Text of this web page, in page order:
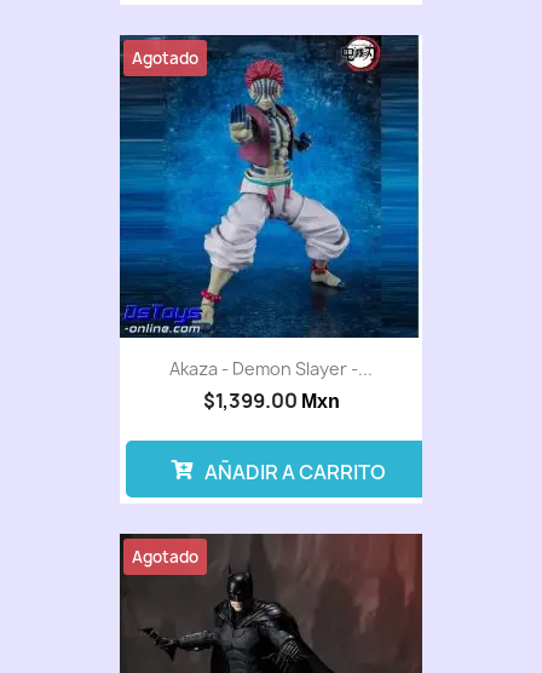
Akaza - Demon Slayer -...
$1,399.00 Mxn
Agotado
AÑADIR A CARRITO
Agotado